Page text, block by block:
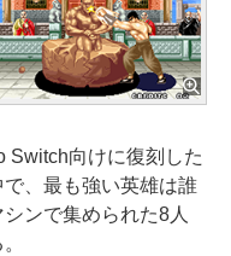
Switch向けに復刻した
、最も強い英雄は誰
ンで集められた8人